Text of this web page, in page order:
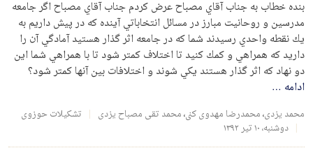
بنده خطاب به جناب آقاي مصباح عرض كردم جناب آقاي مصباح اگر جامعه
مدرسين و روحانيت مبارز در مسائل انتخاباتي آينده كه در پيش داريم به
يك نقطه واحدي رسيدند شما كه در جامعه اثر گذار هستيد آمادگي آن را
داريد كه همراهي و كمك كنيد تا اختلاف كمتر شود تا با همراهي شما اين
دو نهاد كه اثر گذار هستند يكي شوند و اختلافات بين آنها كمتر شود؟
ادامه …
محمد یزدی،محمدرضا مهدوی کنی،محمد تقی مصباح یزدی
تشکیلات حوزوی
دوشنبه، ۱۰ تیر ۱۳۹۲